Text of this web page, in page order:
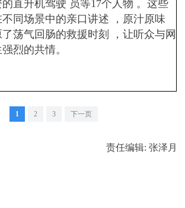
直升机驾驶 员等17个人物 。这些
不同场景中的亲口讲述 ，原汁原味
了荡气回肠的救援时刻 ，让听众与网
烈的共情。
1 2 3 下一页
责任编辑: 张泽月